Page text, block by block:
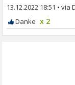
13.12.2022 18:51 •
x 2